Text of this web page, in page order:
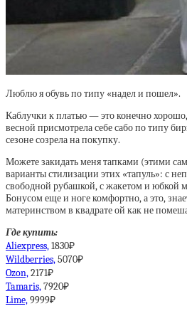
Люблю я обувь по типу «надел и пошел».
Каблучки к платью — это конечно
весной присмотрела себе сабо по типу
сезоне созрела на покупку.
Можете закидать меня тапками (этими
варианты стилизации этих «тапуль»: с
свободной рубашкой, с жакетом и юбкой
Бонусом еще и ноге комфортно, а это,
материнством в квадрате ой как не
Где купить:
Aliexpress,1830₽
Wildberries,5070₽
Ozon,2171₽
Tamaris,7920₽
Lime,9999₽